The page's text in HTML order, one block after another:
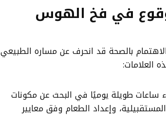
في فخ الهوس
بالصحة قد انحرف عن مساره الطبيعي
العلامات:
ساعات طويلة يوميًا في البحث عن مكونات
وإعداد الطعام وفق معايير